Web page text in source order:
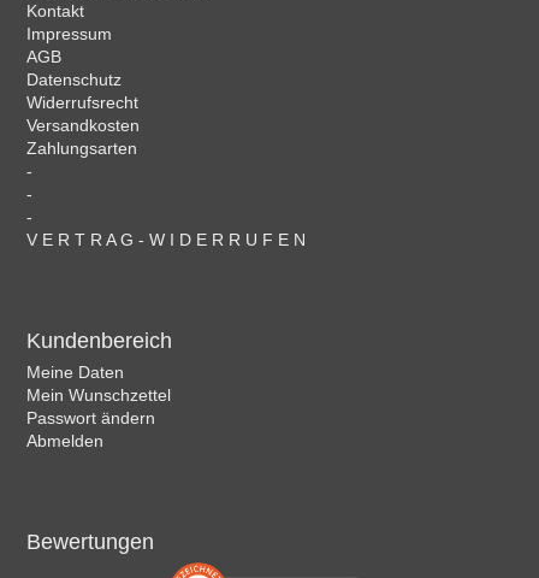
Kontakt
Impressum
AGB
Datenschutz
Widerrufsrecht
Versandkosten
Zahlungsarten
-
-
-
V E R T R A G - W I D E R R U F E N
Kundenbereich
Meine Daten
Mein Wunschzettel
Passwort ändern
Abmelden
Bewertungen